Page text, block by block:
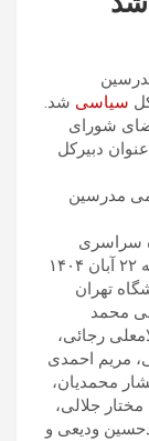
سیاسی شد.
شورای
دبیرکل
مدرسین
سراسری
انجمن اسلامی مدرسین دانشگاه‌ها روز پنجشنبه ۲۲ آبان ۱۴۰۴
تهران
محمد
رجائی،
مریم احمدی
محمدیان،
جلالی،
ودیعی و